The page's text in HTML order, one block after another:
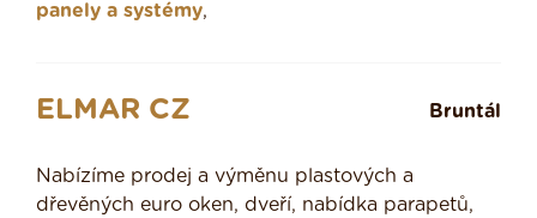
panely a systémy,
ELMAR CZ Bruntál
Nabízíme prodej a výměnu plastových a
dřevěných euro oken, dveří, nabídka parapetů,